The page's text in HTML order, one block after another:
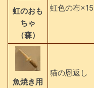
虹のおも
ちゃ
（森）
虹色の布×15
魚焼き用
猫の恩返し